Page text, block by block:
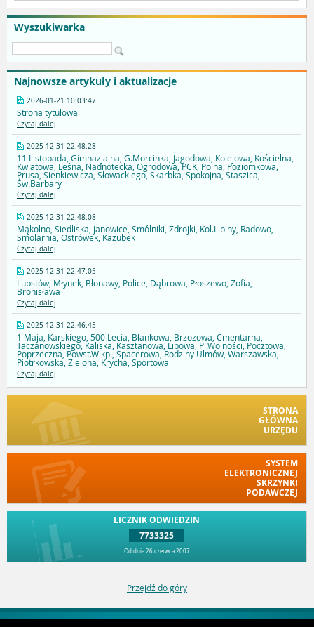
Wyszukiwarka
Najnowsze artykuły i aktualizacje
2026-01-21 10:03:47
Strona tytułowa
Czytaj dalej
2025-12-31 22:48:28
11 Listopada, Gimnazjalna, G.Morcinka, Jagodowa, Kolejowa, Kościelna,
Kwiatowa, Leśna, Nadnotecka, Ogrodowa, PCK, Polna, Poziomkowa,
Prusa, Sienkiewicza, Słowackiego, Skarbka, Spokojna, Staszica,
Św.Barbary
Czytaj dalej
2025-12-31 22:48:08
Mąkolno, Siedliska, Janowice, Smólniki, Zdrojki, Kol.Lipiny, Radowo,
Smolarnia, Ostrówek, Kazubek
Czytaj dalej
2025-12-31 22:47:05
Lubstów, Młynek, Błonawy, Police, Dąbrowa, Płoszewo, Zofia,
Bronisława
Czytaj dalej
2025-12-31 22:46:45
1 Maja, Karskiego, 500 Lecia, Błankowa, Brzozowa, Cmentarna,
Taczanowskiego, Kaliska, Kasztanowa, Lipowa, Pl.Wolności, Pocztowa,
Poprzeczna, Powst.Wlkp., Spacerowa, Rodziny Ulmów, Warszawska,
Piotrkowska, Zielona, Krycha, Sportowa
Czytaj dalej
STRONA
GŁÓWNA
URZĘDU
SYSTEM
ELEKTRONICZNEJ
SKRZYNKI
PODAWCZEJ
LICZNIK ODWIEDZIN
7733325
Od dnia 26 czerwca 2007
Przejdź do góry